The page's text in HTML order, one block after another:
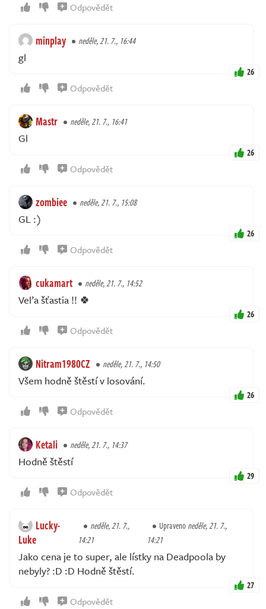
Odpovědět
minplay neděle, 21. 7., 16:44
gl
26
Odpovědět
Mastr neděle, 21. 7., 16:41
Gl
26
Odpovědět
zombiee neděle, 21. 7., 15:08
GL :)
26
Odpovědět
cukamart neděle, 21. 7., 14:52
Veľa šťastia !! 🍀
26
Odpovědět
Nitram1980CZ neděle, 21. 7., 14:50
Všem hodně štěstí v losování.
26
Odpovědět
Ketali neděle, 21. 7., 14:37
Hodně štěstí
29
Odpovědět
Lucky-
Luke
neděle, 21. 7.,
14:21
Upravenoneděle, 21. 7.,
14:21
Jako cena je to super, ale lístky na Deadpoola by
nebyly? :D :D Hodně štěstí.
27
Odpovědět